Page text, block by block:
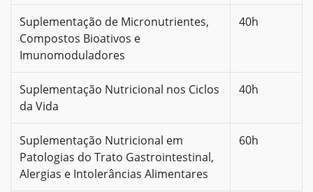
Suplementação de Micronutrientes,
Compostos Bioativos e
Imunomoduladores
40h
Suplementação Nutricional nos Ciclos
da Vida
40h
Suplementação Nutricional em
Patologias do Trato Gastrointestinal,
Alergias e Intolerâncias Alimentares
60h